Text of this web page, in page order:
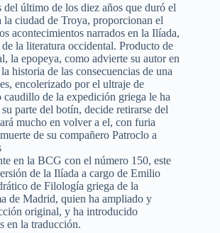
del último de los diez años que duró el
la ciudad de Troya, proporcionan el
acontecimientos narrados en la Ilíada,
la literatura occidental. Producto de
la epopeya, como advierte su autor en
historia de las consecuencias de una
encolerizado por el ultraje de
caudillo de la expedición griega le ha
parte del botín, decide retirarse del
mucho en volver a el, con furia
de su compañero Patroclo a
en la BCG con el número 150, este
de la Ilíada a cargo de Emilio
de Filología griega de la
de Madrid, quien ha ampliado y
original, y ha introducido
en la traducción.